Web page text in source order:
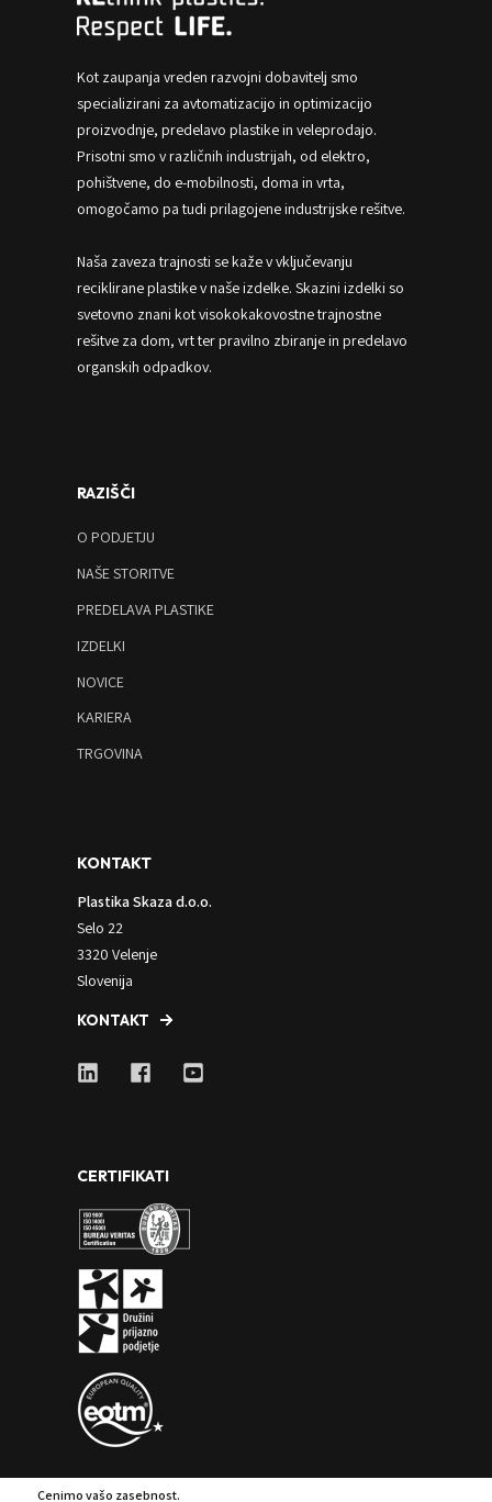
Cenimo vašo zasebnost.
Kot zaupanja vreden razvojni dobavitelj smo
specializirani za avtomatizacijo in optimizacijo
proizvodnje, predelavo plastike in veleprodajo.
Prisotni smo v različnih industrijah, od elektro,
pohištvene, do e-mobilnosti, doma in vrta,
omogočamo pa tudi prilagojene industrijske rešitve.
Naša zaveza trajnosti se kaže v vključevanju
reciklirane plastike v naše izdelke. Skazini izdelki so
svetovno znani kot visokokakovostne trajnostne
rešitve za dom, vrt ter pravilno zbiranje in predelavo
organskih odpadkov.
RAZIŠČI
O PODJETJU
NAŠE STORITVE
PREDELAVA PLASTIKE
IZDELKI
NOVICE
KARIERA
TRGOVINA
KONTAKT
Plastika Skaza d.o.o.
Selo 22
3320 Velenje
Slovenija
KONTAKT
CERTIFIKATI